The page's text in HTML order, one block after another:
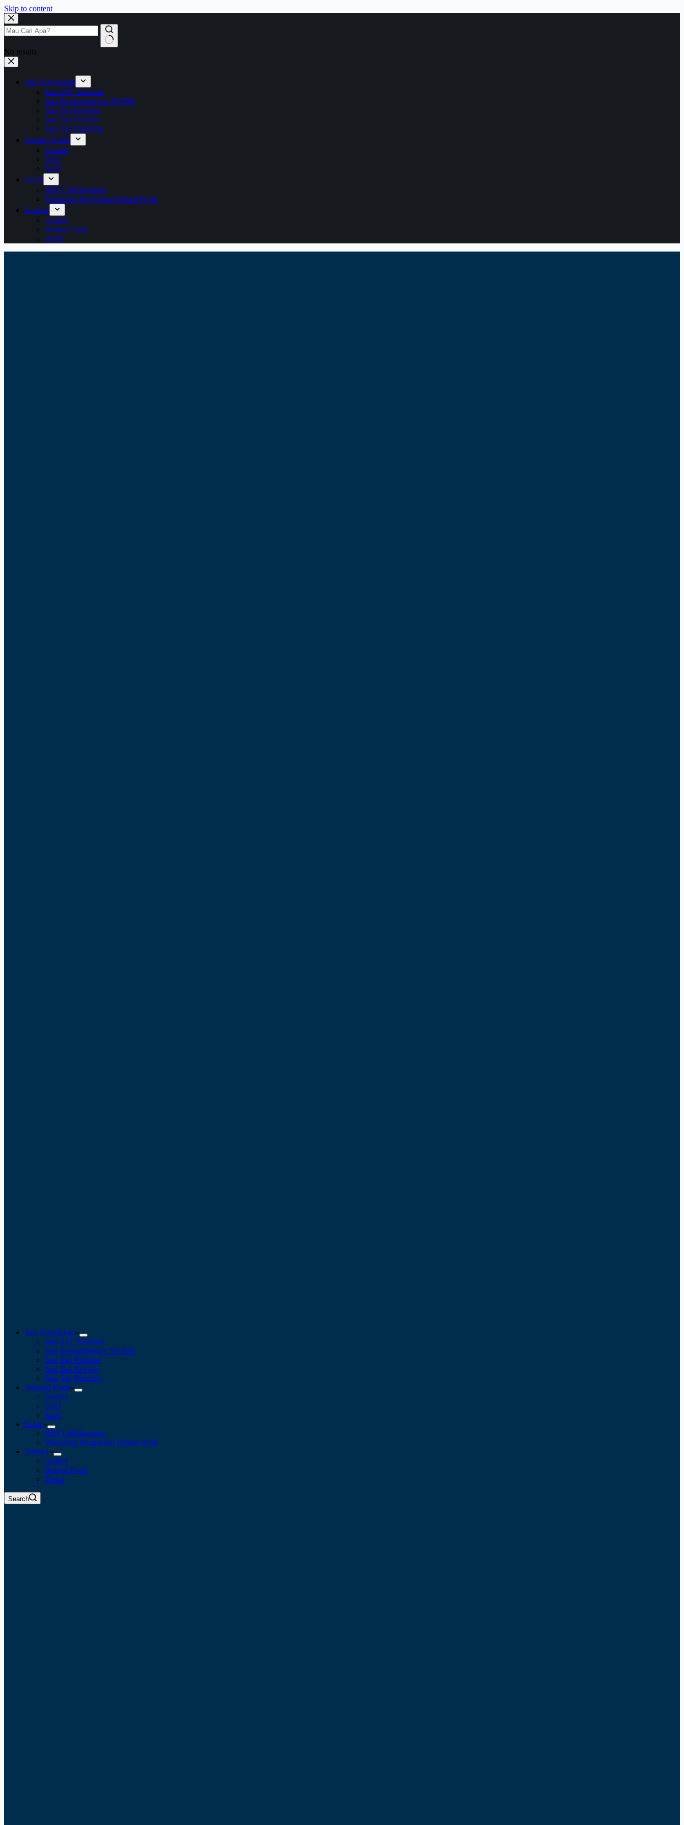
Skip to content
No results
Jasa Perpajakan
Jasa SPT Tahunan
Jasa Pendampingan SP2DK
Jasa Tax Retainer
Jasa Tax Review
Jasa Tax Planning
Tentang Kami
Kontak
FAQ
Karir
Event
BBF Collaboration
Workshop Pengusaha Paham Pajak
Sumber
Artikel
Belajar Pajak
Berita
Jasa Perpajakan
Jasa SPT Tahunan
Jasa Pendampingan SP2DK
Jasa Tax Retainer
Jasa Tax Review
Jasa Tax Planning
Tentang Kami
Kontak
FAQ
Karir
Event
BBF Collaboration
Workshop Pengusaha Paham Pajak
Sumber
Artikel
Belajar Pajak
Berita
Search